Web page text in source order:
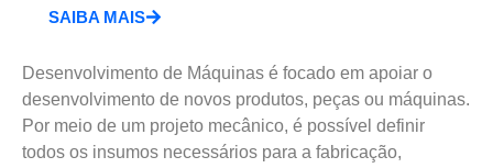
SAIBA MAIS
Desenvolvimento de Máquinas é focado em apoiar o
desenvolvimento de novos produtos, peças ou máquinas.
Por meio de um projeto mecânico, é possível definir
todos os insumos necessários para a fabricação,